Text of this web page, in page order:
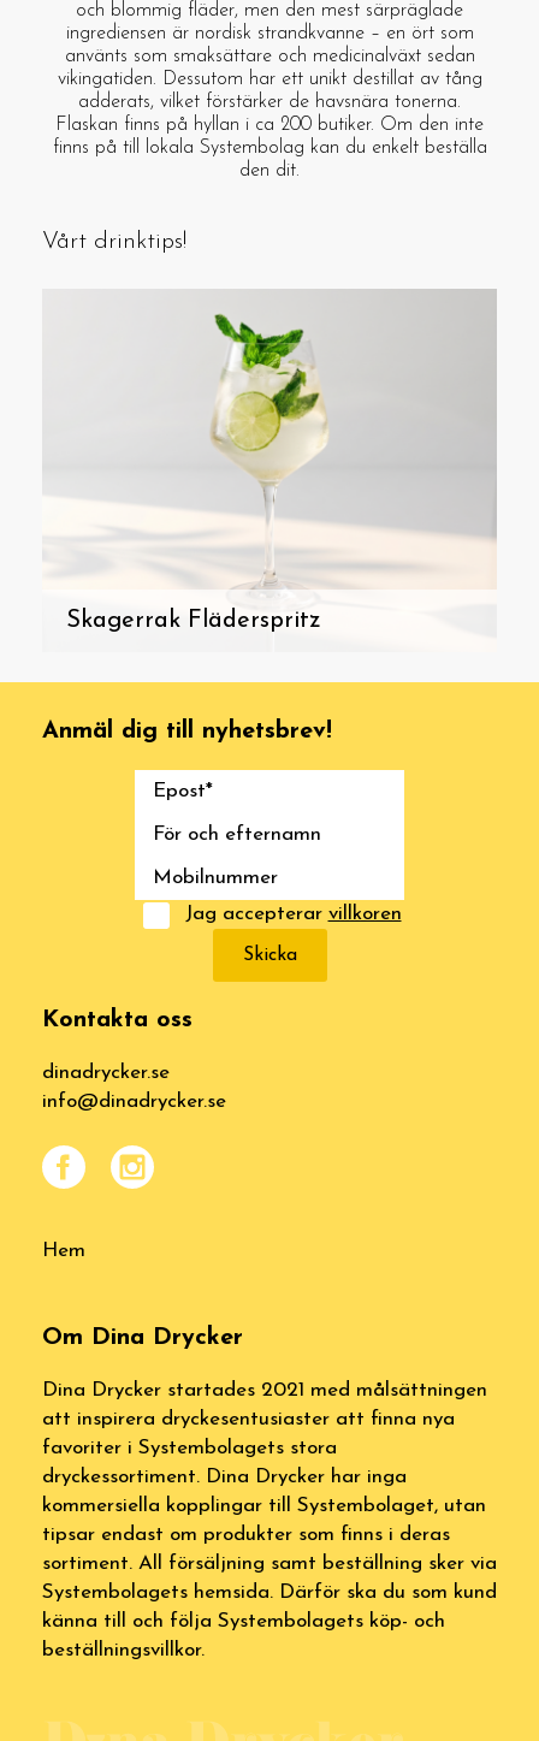
Vårt drinktips!
Skagerrak Fläderspritz
och blommig fläder, men den mest särpräglade
ingrediensen är nordisk strandkvanne – en ört som
använts som smaksättare och medicinalväxt sedan
vikingatiden. Dessutom har ett unikt destillat av tång
adderats, vilket förstärker de havsnära tonerna.
Flaskan finns på hyllan i ca 200 butiker. Om den inte
finns på till lokala Systembolag kan du enkelt beställa
den dit.
Anmäl dig till nyhetsbrev!
Jag accepterar villkoren
Skicka
Kontakta oss
dinadrycker.se
info@dinadrycker.se
Hem
Om Dina Drycker
Dina Drycker startades 2021 med målsättningen
att inspirera dryckesentusiaster att finna nya
favoriter i Systembolagets stora
dryckessortiment. Dina Drycker har inga
kommersiella kopplingar till Systembolaget, utan
tipsar endast om produkter som finns i deras
sortiment. All försäljning samt beställning sker via
Systembolagets hemsida. Därför ska du som kund
känna till och följa Systembolagets köp- och
beställningsvillkor.